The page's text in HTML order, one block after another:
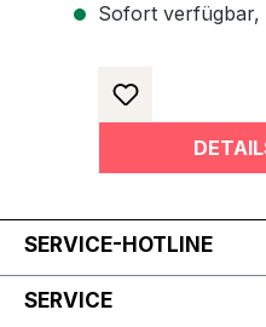
Sofort verfügbar,
SERVICE-HOTLINE
SERVICE